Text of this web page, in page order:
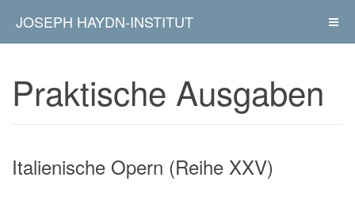
JOSEPH HAYDN-INSTITUT
Praktische Ausgaben
Italienische Opern (Reihe XXV)